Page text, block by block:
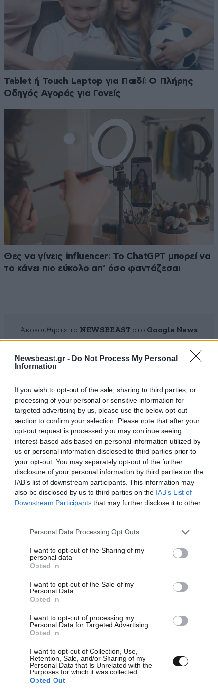
Newsbeast.gr - Do Not Process My Personal
Information
If you wish to opt-out of the sale, sharing to third parties, or
processing of your personal or sensitive information for
targeted advertising by us, please use the below opt-out
section to confirm your selection. Please note that after your
opt-out request is processed you may continue seeing
interest-based ads based on personal information utilized by
us or personal information disclosed to third parties prior to
your opt-out. You may separately opt-out of the further
disclosure of your personal information by third parties on the
IAB’s list of downstream participants. This information may
also be disclosed by us to third parties on the IAB’s List of
Downstream Participants that may further disclose it to other
Please note that this website/app uses one or more Google
not limited to your visit or usage behaviour. You may click to
grant or deny consent to Google and its third-party tags to
use your data for below specified purposes in below Google
consent section.
Personal Data Processing Opt Outs
I want to opt-out of the Sharing of my
personal data.
Opted In
I want to opt-out of the Sale of my
Personal Data.
Opted In
I want to opt-out of processing my
Personal Data for Targeted Advertising.
Opted In
I want to opt-out of Collection, Use,
Retention, Sale, and/or Sharing of my
Personal Data that Is Unrelated with the
Purposes for which it was collected.
Opted Out
Tablet ή Touch Laptop για Παιδί; Ο Πλήρης
Οδηγός Αγοράς για Γονείς
Θες να γίνεις influencer; Το ChatGPT μπορεί να
το κάνει πιο εύκολο απ’ όσο φαντάζεσαι
Ακολουθήστε το NEWSBEAST στο Google News
και μάθετε πρώτοι όλες τις ειδήσεις
ΠΡΟΣΘΕΣΤΕ ΤΟ ΣΧΟΛΙΟ ΣΑΣ